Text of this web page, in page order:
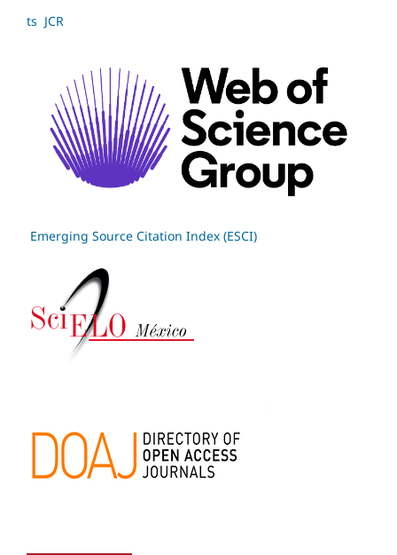
ts JCR
Emerging Source Citation Index (ESCI)